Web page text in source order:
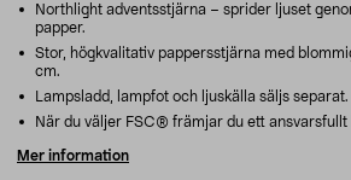
Northlight adventsstjärna – sprider ljuset
papper.
Stor, högkvalitativ pappersstjärna med
cm.
Lampsladd, lampfot och ljuskälla säljs separat.
När du väljer FSC® främjar du ett ansvarsfullt
Mer information